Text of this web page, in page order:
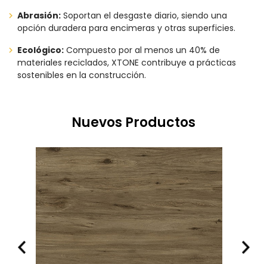
Abrasión: Soportan el desgaste diario, siendo una
opción duradera para encimeras y otras superficies.
Ecológico: Compuesto por al menos un 40% de
materiales reciclados, XTONE contribuye a prácticas
sostenibles en la construcción.
Nuevos Productos